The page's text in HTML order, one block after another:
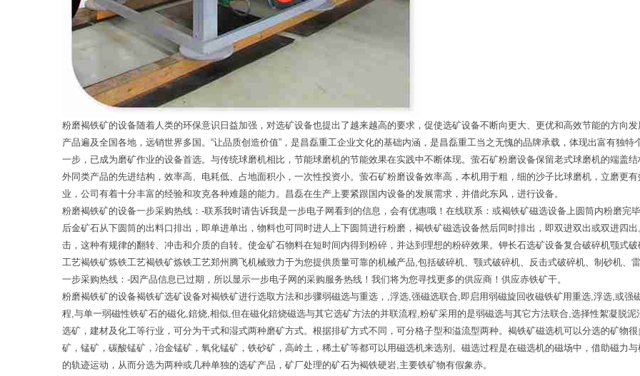
粉磨褐铁矿的设备随着人类的环保意识日益加强，对选矿设备也提出了越来越高的要求，促使选矿设备不断向更大、更优和高效节能的方向
产品遍及全国各地，远销世界多国。“让品质创造价值”，是昌磊重工企业文化的基础内涵，是昌磊重工当之无愧的品牌承载，体现出富有独
一步，已成为磨矿作业的设备首选。与传统球磨机相比，节能球磨机的节能效果在实践中不断体现。萤石矿粉磨设备保留老式球磨机的端盖
外同类产品的先进结构，效率高、电耗低、占地面积小，一次性投资小。萤石矿粉磨设备效率高，本机用于粗，细的沙子比球磨机，立磨更
业，公司有着十分丰富的经验和攻克各种难题的能力。昌磊在生产上要紧跟国内设备的发展需求，并借此东风，进行设备。
粉磨褐铁矿的设备一步采购热线：-联系我时请告诉我是一步电子网看到的信息，会有优惠哦！在线联系：或褐铁矿磁选设备上圆筒内粉磨完
后金矿石从下圆筒的出料口排出，即单进单出，物料也可同时进人上下圆筒进行粉磨，褐铁矿磁选设备然后同时排出，即双进双出或双进四
击，这种有规律的翻转、冲击和介质的自转。使金矿石物料在短时间内得到粉碎，并达到理想的粉碎效果。钾长石选矿设备复合破碎机颚式
工艺褐铁矿炼铁工艺褐铁矿炼铁工艺郑州腾飞机械致力于为您提供质量可靠的机械产品,包括破碎机、颚式破碎机、反击式破碎机、制砂机、
一步采购热线：-因产品信息已过期，所以显示一步电子网的采购服务热线！我们将为您寻找更多的供应商！供应赤铁矿干。
粉磨褐铁矿的设备褐铁矿选矿设备对褐铁矿进行选取方法和步骤弱磁选与重选，,浮选,强磁选联合,即启用弱磁旋回收磁铁矿用重选,浮选,或
程,与单一弱磁性铁矿石的磁化,錇烧,相似,但在磁化錇烧磁选与其它选矿方法的并联流程,粉矿采用的是弱磁选与其它方法联合,选择性絮凝脱
选矿，建材及化工等行业，可分为干式和湿式两种磨矿方式。根据排矿方式不同，可分格子型和溢流型两种。褐铁矿磁选机可以分选的矿物
矿，锰矿，碳酸锰矿，冶金锰矿，氧化锰矿，铁砂矿，高岭土，稀土矿等都可以用磁选机来选别。磁选过程是在磁选机的磁场中，借助磁力
的轨迹运动，从而分选为两种或几种单独的选矿产品，矿厂处理的矿石为褐铁硬岩,主要铁矿物有假象赤。